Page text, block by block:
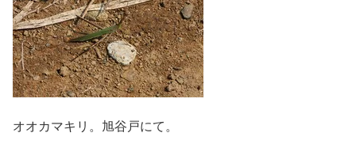
オオカマキリ。旭谷戸にて。